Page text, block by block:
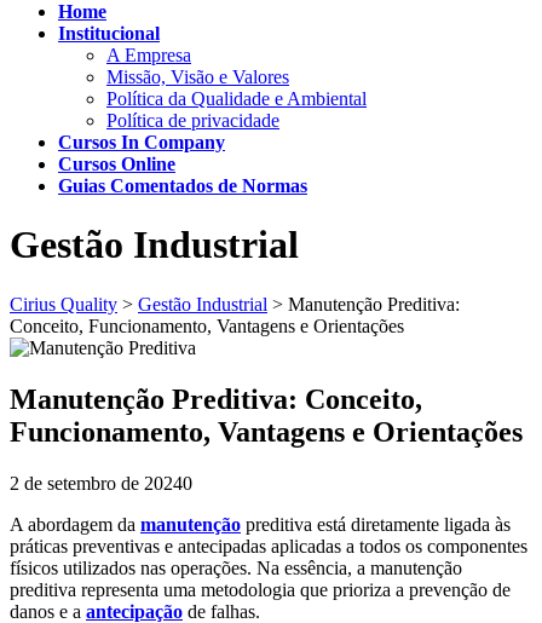
Home
Institucional
A Empresa
Missão, Visão e Valores
Política da Qualidade e Ambiental
Política de privacidade
Cursos In Company
Cursos Online
Guias Comentados de Normas
Gestão Industrial
Cirius Quality > Gestão Industrial > Manutenção Preditiva:
Conceito, Funcionamento, Vantagens e Orientações
Manutenção Preditiva: Conceito,
Funcionamento, Vantagens e Orientações
2 de setembro de 20240
A abordagem da manutenção preditiva está diretamente ligada às
práticas preventivas e antecipadas aplicadas a todos os componentes
físicos utilizados nas operações. Na essência, a manutenção
preditiva representa uma metodologia que prioriza a prevenção de
danos e a antecipação de falhas.